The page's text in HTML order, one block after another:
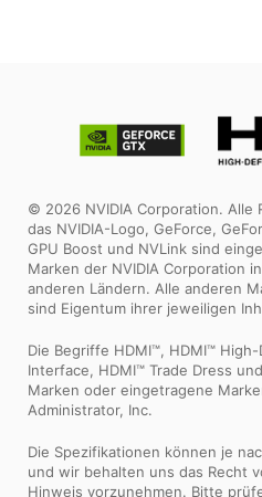
© 2026 NVIDIA Corporation. Alle
das NVIDIA-Logo, GeForce,
GPU Boost und NVLink sind
Marken der NVIDIA Corporation
anderen Ländern. Alle anderen
sind Eigentum ihrer jeweiligen
Die Begriffe HDMI™, HDMI™
Interface, HDMI™ Trade Dress
Marken oder eingetragene
Administrator, Inc.
Die Spezifikationen können je
und wir behalten uns das Recht
Hinweis vorzunehmen. Bitte